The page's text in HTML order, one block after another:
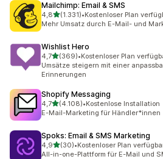
Mailchimp: Email & SMS
4,8von 5 Sternen
(1.331)
1331 Rezensionen insgesamt
•Kostenloser Plan
Mehr Umsatz durch E-Mail- und
Wishlist Hero
4,7von 5 Sternen
(369)
369 Rezensionen insgesamt
•Kostenloser Plan
Umsätze steigern mit einer
Erinnerungen
Shopify Messaging
4,7von 5 Sternen
(4.108)
4108 Rezensionen insgesamt
•Kostenlose Installation
E-Mail-Marketing für Händler*innen
Spoks: Email & SMS Marketing
4,9von 5 Sternen
(30)
30 Rezensionen insgesamt
•Kostenloser Plan
All-in-one-Plattform für E-Mail und